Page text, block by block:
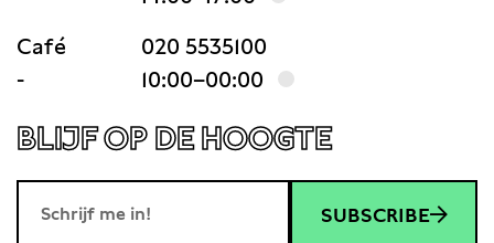
Café
020 5535100
-
10:00–00:00
BLIJF OP DE HOOGTE
SUBSCRIBE